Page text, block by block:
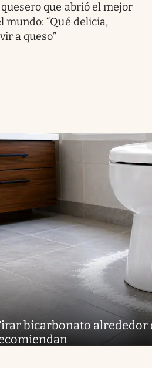
que abrió el mejor
mundo: “Qué delicia,
a queso”
bicarbonato alrededor